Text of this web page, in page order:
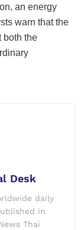
an energy
warn that the
both the
Desk
daily
in
Thai